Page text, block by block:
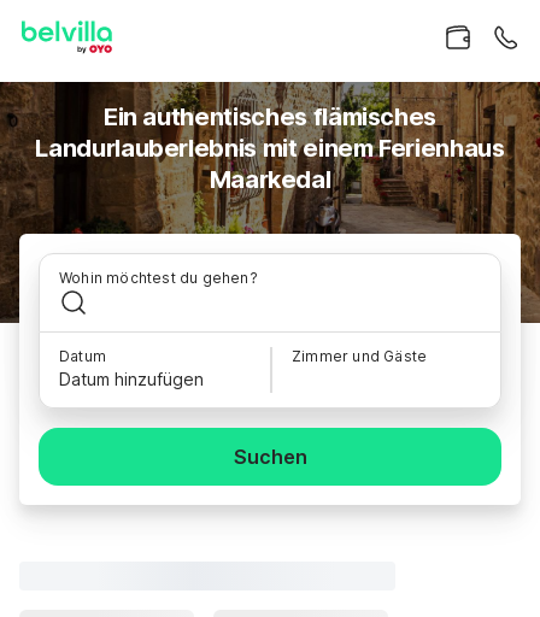
Ein authentisches flämisches
Landurlauberlebnis mit einem Ferienhaus
Maarkedal
Wohin möchtest du gehen?
Datum
Datum hinzufügen
Zimmer und Gäste
Suchen